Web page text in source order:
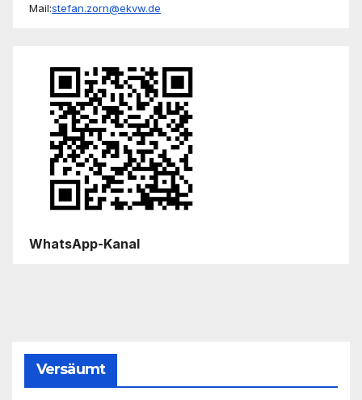
Mail:stefan.zorn@ekvw.de
WhatsApp-Kanal
Versäumt